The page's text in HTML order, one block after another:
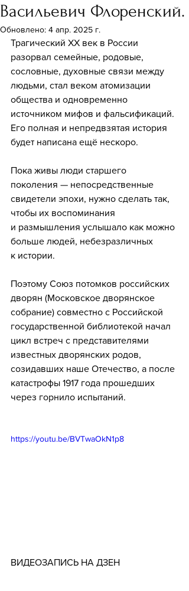
Васильевич Флоренский.
Обновлено: 4 апр. 2025 г.
Трагический XX век в России
разорвал семейные, родовые,
сословные, духовные связи между
людьми, стал веком атомизации
общества и одновременно
источником мифов и фальсификаций.
Его полная и непредвзятая история
будет написана ещё нескоро.
Пока живы люди старшего
поколения — непосредственные
свидетели эпохи, нужно сделать так,
чтобы их воспоминания
и размышления услышало как можно
больше людей, небезразличных
к истории.
Поэтому Союз потомков российских
дворян (Московское дворянское
собрание) совместно с Российской
государственной библиотекой начал
цикл встреч с представителями
известных дворянских родов,
созидавших наше Отечество, а после
катастрофы 1917 года прошедших
через горнило испытаний.
https://youtu.be/BVTwaOkN1p8
ВИДЕОЗАПИСЬ НА ДЗЕН